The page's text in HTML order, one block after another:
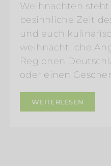
Weihnachten
besinnliche Zeit
und euch
weihnachtliche
Regionen
oder einen
WEITERLESEN